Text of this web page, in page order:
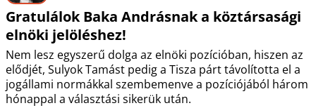
Gratulálok Baka Andrásnak a köztársasági
elnöki jelöléshez!
Nem lesz egyszerű dolga az elnöki pozícióban, hiszen az
elődjét, Sulyok Tamást pedig a Tisza párt távolította el a
jogállami normákkal szembemenve a pozíciójából három
hónappal a választási sikerük után.